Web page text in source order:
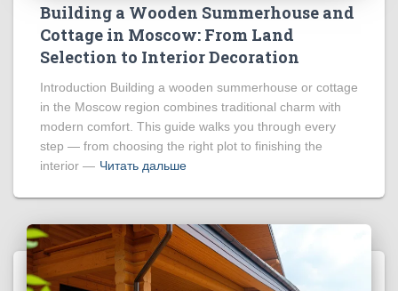
Building a Wooden Summerhouse and
Cottage in Moscow: From Land
Selection to Interior Decoration
Introduction Building a wooden summerhouse or cottage
in the Moscow region combines traditional charm with
modern comfort. This guide walks you through every
step — from choosing the right plot to finishing the
interior — Читать дальше